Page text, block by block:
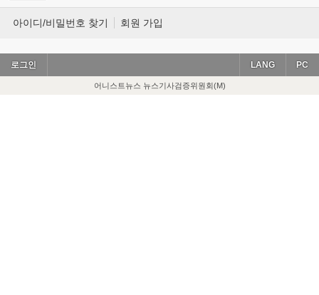
아이디/비밀번호 찾기 회원 가입
로그인 PC
LANG
어니스트뉴스 뉴스기사검증위원회(M)